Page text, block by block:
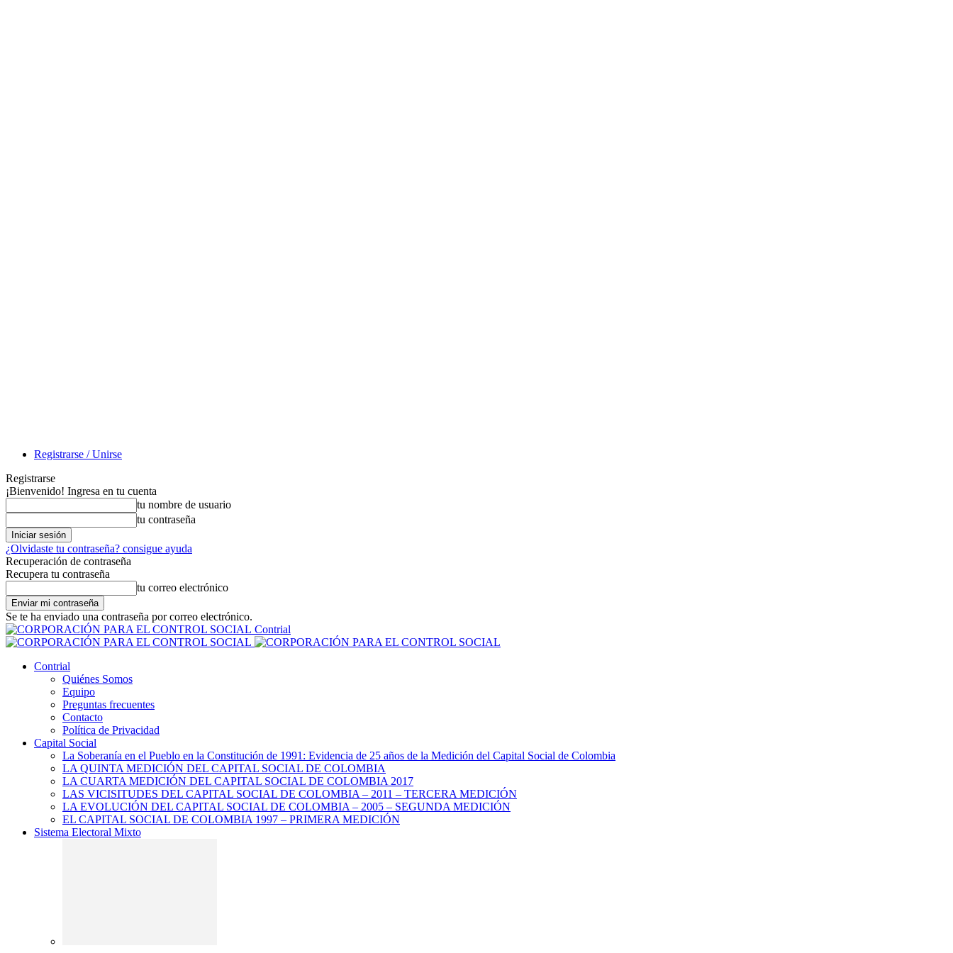
Registrarse / Unirse
Registrarse
¡Bienvenido! Ingresa en tu cuenta
tu nombre de usuario
tu contraseña
¿Olvidaste tu contraseña? consigue ayuda
Recuperación de contraseña
Recupera tu contraseña
tu correo electrónico
Se te ha enviado una contraseña por correo electrónico.
Contrial
Contrial
Quiénes Somos
Equipo
Preguntas frecuentes
Contacto
Política de Privacidad
Capital Social
La Soberanía en el Pueblo en la Constitución de 1991: Evidencia de 25 años de la Medición del Capital Social de Colombia
LA QUINTA MEDICIÓN DEL CAPITAL SOCIAL DE COLOMBIA
LA CUARTA MEDICIÓN DEL CAPITAL SOCIAL DE COLOMBIA 2017
LAS VICISITUDES DEL CAPITAL SOCIAL DE COLOMBIA – 2011 – TERCERA MEDICIÓN
LA EVOLUCIÓN DEL CAPITAL SOCIAL DE COLOMBIA – 2005 – SEGUNDA MEDICIÓN
EL CAPITAL SOCIAL DE COLOMBIA 1997 – PRIMERA MEDICIÓN
Sistema Electoral Mixto